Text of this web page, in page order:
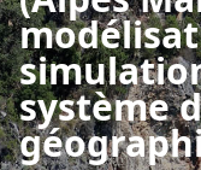
système